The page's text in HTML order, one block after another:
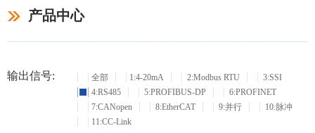
产品中心
输出信号: 全部 1:4-20mA 2:Modbus RTU
3:SSI
4:RS485
5:PROFIBUS-DP
6:PROFINET
7:CANopen
8:EtherCAT 9:并行
10:脉冲
11:CC-Link